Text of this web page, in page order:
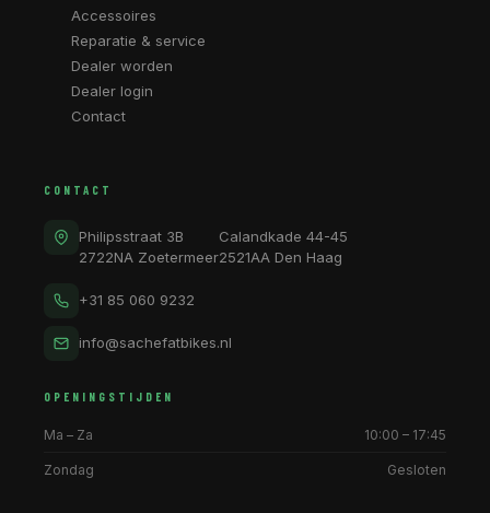
Accessoires
Reparatie & service
Dealer worden
Dealer login
Contact
CONTACT
Philipsstraat 3B
2722NA Zoetermeer
Calandkade 44-45
2521AA Den Haag
+31 85 060 9232
info@sachefatbikes.nl
OPENINGSTIJDEN
Ma – Za 10:00 – 17:45
Zondag Gesloten